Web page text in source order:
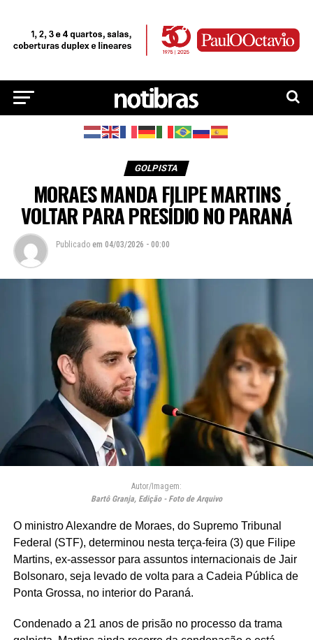
GOLPISTA
MORAES MANDA FILIPE MARTINS
VOLTAR PARA PRESÍDIO NO PARANÁ
Publicado em 04/03/2026 - 00:00
Autor/Imagem:
Bartô Granja, Edição - Foto de Arquivo
O ministro Alexandre de Moraes, do Supremo Tribunal
Federal (STF), determinou nesta terça-feira (3) que Filipe
Martins, ex-assessor para assuntos internacionais de Jair
Bolsonaro, seja levado de volta para a Cadeia Pública de
Ponta Grossa, no interior do Paraná.
Condenado a 21 anos de prisão no processo da trama